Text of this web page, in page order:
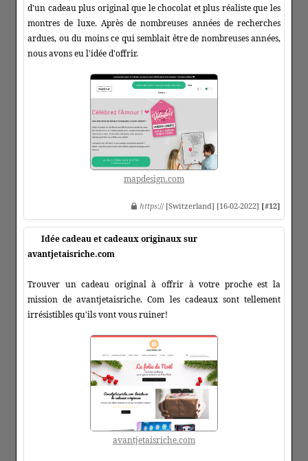
d'un cadeau plus original que le chocolat et plus réaliste que les
montres de luxe. Après de nombreuses années de recherches
ardues, ou du moins ce qui semblait être de nombreuses années,
nous avons eu l'idée d'offrir.
mapdesign.com
https:// [Switzerland] [16-02-2022] [#12]
Idée cadeau et cadeaux originaux sur
avantjetaisriche.com
Trouver un cadeau original à offrir à votre proche est la
mission de avantjetaisriche. Com les cadeaux sont tellement
irrésistibles qu'ils vont vous ruiner!
avantjetaisriche.com